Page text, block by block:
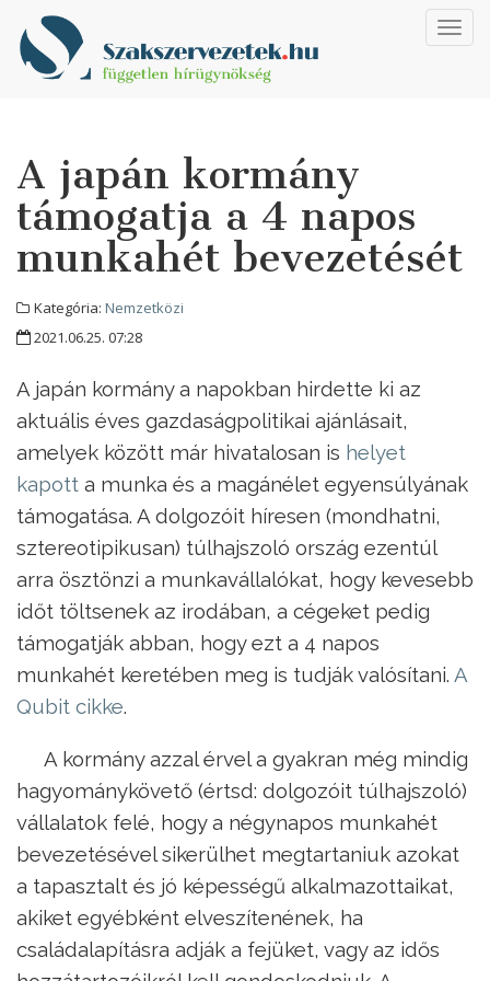
A japán kormány
támogatja a 4 napos
munkahét bevezetését
Kategória: Nemzetközi
2021.06.25. 07:28
A japán kormány a napokban hirdette ki az
aktuális éves gazdaságpolitikai ajánlásait,
amelyek között már hivatalosan is helyet
kapott a munka és a magánélet egyensúlyának
támogatása. A dolgozóit híresen (mondhatni,
sztereotipikusan) túlhajszoló ország ezentúl
arra ösztönzi a munkavállalókat, hogy kevesebb
időt töltsenek az irodában, a cégeket pedig
támogatják abban, hogy ezt a 4 napos
munkahét keretében meg is tudják valósítani. A
Qubit cikke.
A kormány azzal érvel a gyakran még mindig
hagyománykövető (értsd: dolgozóit túlhajszoló)
vállalatok felé, hogy a négynapos munkahét
bevezetésével sikerülhet megtartaniuk azokat
a tapasztalt és jó képességű alkalmazottaikat,
akiket egyébként elveszítenének, ha
családalapításra adják a fejüket, vagy az idős